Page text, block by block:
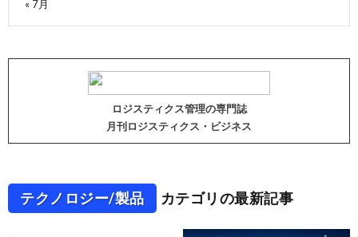
« 7月
ロジスティクス管理の専門誌
月刊ロジスティクス・ビジネス
テクノロジー/製品 カテゴリの最新記事